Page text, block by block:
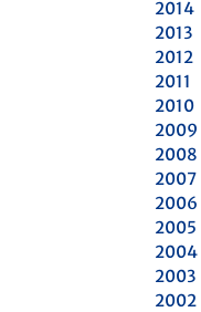
2014
2013
2012
2011
2010
2009
2008
2007
2006
2005
2004
2003
2002